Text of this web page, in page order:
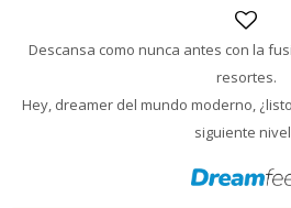
Descansa como nunca antes con la
resortes.
Hey, dreamer del mundo moderno,
siguiente